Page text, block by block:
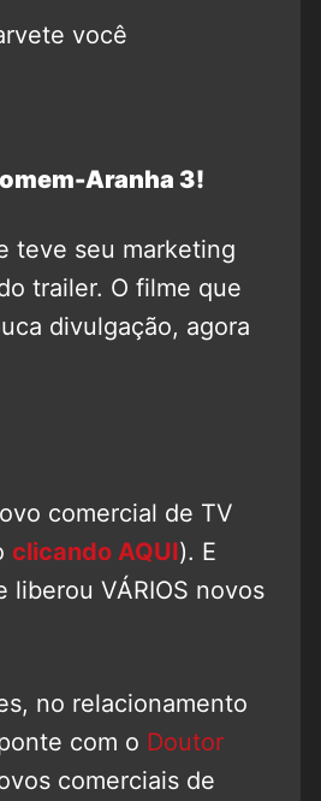
você
Aranha 3!
teve seu marketing
trailer. O filme que
divulgação, agora
comercial de TV
clicando AQUI). E
liberou VÁRIOS novos
no relacionamento
com o Doutor
comerciais de